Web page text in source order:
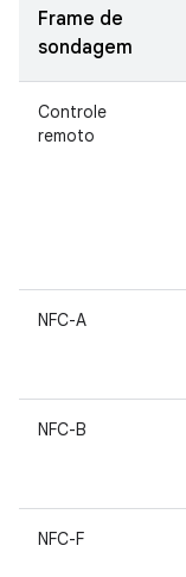
Frame de
sondagem
Controle
remoto
NFC-A
NFC-B
NFC-F